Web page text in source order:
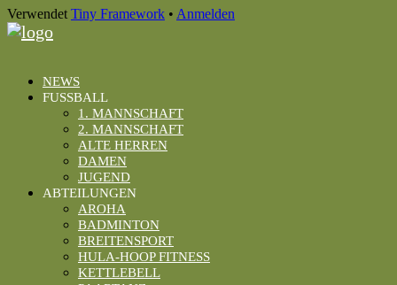
Verwendet Tiny Framework • Anmelden
NEWS
FUSSBALL
1. MANNSCHAFT
2. MANNSCHAFT
ALTE HERREN
DAMEN
JUGEND
ABTEILUNGEN
AROHA
BADMINTON
BREITENSPORT
HULA-HOOP FITNESS
KETTLEBELL